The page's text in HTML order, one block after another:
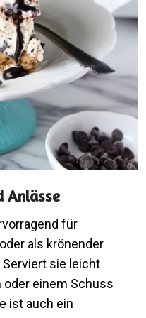
Anlässe
für
als krönender
sie leicht
einem Schuss
ist auch ein